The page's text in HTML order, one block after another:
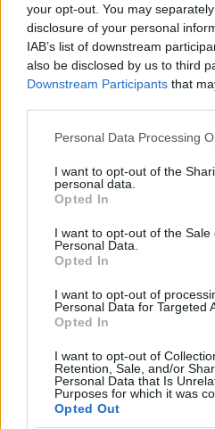
your opt-out. You may
disclosure of your personal
IAB’s list of downstream
also be disclosed by us to third
Downstream Participants that
Please note that this website/
not limited to your visit or usage
grant or deny consent to Google
use your data for below
consent section.
Personal Data Processing
I want to opt-out of the
personal data.
Opted In
I want to opt-out of the Sale
Personal Data.
Opted In
I want to opt-out of
Personal Data for Targeted
Opted In
I want to opt-out of
Retention, Sale, and/or
Personal Data that Is
Purposes for which it was
Opted Out
megszerezni
Hogyan jött a fogyasztók
Rendezvényeken jöttek
tapasztaltam, hogy alap
hiányosságok, és sokszor
hogy hogyan készül a rosé
házasítás és honnan jön a
úgy gondolja, hogy az annyit
összeöntögetünk borokat.
mi szakmánk egy szép
bor is több annál, mint
szeretem ha lekezelően